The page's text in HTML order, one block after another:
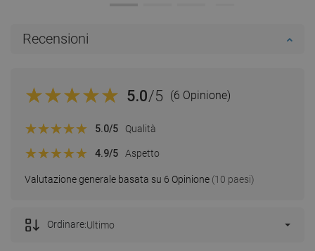
Recensioni
5.0/5 (6 Opinione)
Valutazione generale basata su 6 Opinione (10 paesi)
5.0/5 Qualità
4.9/5 Aspetto
Ordinare:Ultimo